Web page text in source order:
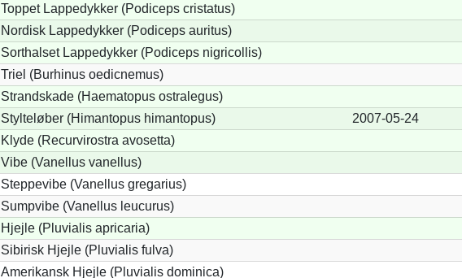
Toppet Lappedykker (Podiceps cristatus)
Nordisk Lappedykker (Podiceps auritus)
Sorthalset Lappedykker (Podiceps nigricollis)
Triel (Burhinus oedicnemus)
Strandskade (Haematopus ostralegus)
Stylteløber (Himantopus himantopus) 2007-05-24
Klyde (Recurvirostra avosetta)
Vibe (Vanellus vanellus)
Steppevibe (Vanellus gregarius)
Sumpvibe (Vanellus leucurus)
Hjejle (Pluvialis apricaria)
Sibirisk Hjejle (Pluvialis fulva)
Amerikansk Hjejle (Pluvialis dominica)